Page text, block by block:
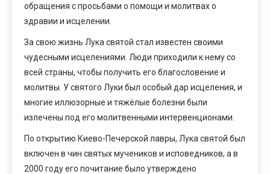
обращения с просьбами о помощи и молитвах о
здравии и исцелении.
За свою жизнь Лука святой стал известен своими
чудесными исцелениями. Люди приходили к нему со
всей страны, чтобы получить его благословение и
молитвы. У святого Луки был особый дар исцеления, и
многие иллюзорные и тяжёлые болезни были
излечены под его молитвенными интервенционами.
По открытию Киево-Печерской лавры, Лука святой был
включен в чин святых мучеников и исповедников, а в
2000 году его почитание было утверждено